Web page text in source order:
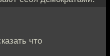
что